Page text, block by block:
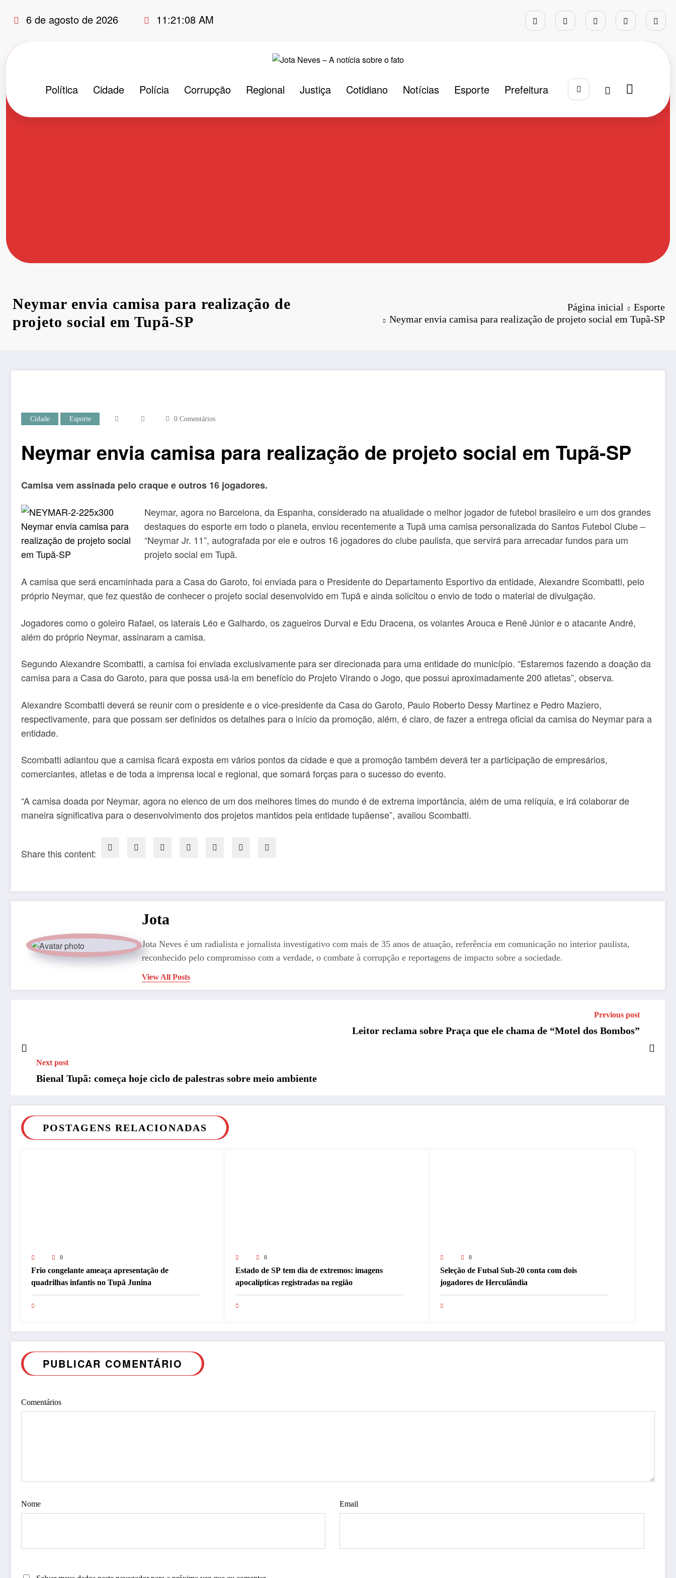
para
conteúdo
6 de agosto de 2026 11:21:09 AM
Política Cidade Polícia Corrupção Regional Justiça Cotidiano Notícias Esporte Prefeitura
Neymar envia camisa para realização de
projeto social em Tupã-SP
Página inicial
Esporte
Neymar envia camisa para realização de projeto social em Tupã-SP
Cidade Esporte 0 Comentários
Neymar envia camisa para realização de projeto social em Tupã-SP
Camisa vem assinada pelo craque e outros 16 jogadores.
Neymar, agora no Barcelona, da Espanha, considerado na atualidade o melhor jogador de futebol brasileiro e um dos grandes
destaques do esporte em todo o planeta, enviou recentemente a Tupã uma camisa personalizada do Santos Futebol Clube –
“Neymar Jr. 11”, autografada por ele e outros 16 jogadores do clube paulista, que servirá para arrecadar fundos para um
projeto social em Tupã.
A camisa que será encaminhada para a Casa do Garoto, foi enviada para o Presidente do Departamento Esportivo da entidade, Alexandre Scombatti, pelo
próprio Neymar, que fez questão de conhecer o projeto social desenvolvido em Tupã e ainda solicitou o envio de todo o material de divulgação.
Jogadores como o goleiro Rafael, os laterais Léo e Galhardo, os zagueiros Durval e Edu Dracena, os volantes Arouca e Renê Júnior e o atacante André,
além do próprio Neymar, assinaram a camisa.
Segundo Alexandre Scombatti, a camisa foi enviada exclusivamente para ser direcionada para uma entidade do município. “Estaremos fazendo a doação da
camisa para a Casa do Garoto, para que possa usá-la em benefício do Projeto Virando o Jogo, que possui aproximadamente 200 atletas”, observa.
Alexandre Scombatti deverá se reunir com o presidente e o vice-presidente da Casa do Garoto, Paulo Roberto Dessy Martinez e Pedro Maziero,
respectivamente, para que possam ser definidos os detalhes para o início da promoção, além, é claro, de fazer a entrega oficial da camisa do Neymar para a
entidade.
Scombatti adiantou que a camisa ficará exposta em vários pontos da cidade e que a promoção também deverá ter a participação de empresários,
comerciantes, atletas e de toda a imprensa local e regional, que somará forças para o sucesso do evento.
“A camisa doada por Neymar, agora no elenco de um dos melhores times do mundo é de extrema importância, além de uma relíquia, e irá colaborar de
maneira significativa para o desenvolvimento dos projetos mantidos pela entidade tupãense”, avaliou Scombatti.
Share this content:
Jota
Jota Neves é um radialista e jornalista investigativo com mais de 35 anos de atuação, referência em comunicação no interior paulista,
reconhecido pelo compromisso com a verdade, o combate à corrupção e reportagens de impacto sobre a sociedade.
View All Posts
Previous post
Leitor reclama sobre Praça que ele chama de “Motel dos Bombos”
Next post
Bienal Tupã: começa hoje ciclo de palestras sobre meio ambiente
POSTAGENS RELACIONADAS
0
Frio congelante ameaça apresentação de
quadrilhas infantis no Tupã Junina
0
Estado de SP tem dia de extremos: imagens
apocalípticas registradas na região
0
Seleção de Futsal Sub-20 conta com dois
jogadores de Herculândia
PUBLICAR COMENTÁRIO
Comentários
Nome Email